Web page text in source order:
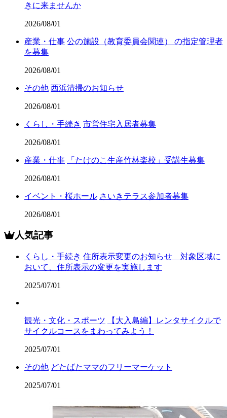
きに来ませんか
2026/08/01
産業・仕事 公の施設（教育委員会関連） の指定管理者
を募集
2026/08/01
その他 西浜清掃のお知らせ
2026/08/01
くらし・手続き 市営住宅入居者募集
2026/08/01
産業・仕事 「たけのこ生産竹林楽校」受講生募集
2026/08/01
イベント・桜ホール さいきテラス参加者募集
2026/08/01
人気記事
くらし・手続き 住所表示変更のお知らせ 対象区域に
おいて、住所表示の変更を実施します
2025/07/01
観光・文化・スポーツ
【大入島編】レンタサイクルで
サイクルコースをまわってみよう！
2025/07/01
その他 どたばたママのフリーマーケット
2025/07/01